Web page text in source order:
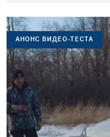
АНОНС ВИДЕО-ТЕСТА